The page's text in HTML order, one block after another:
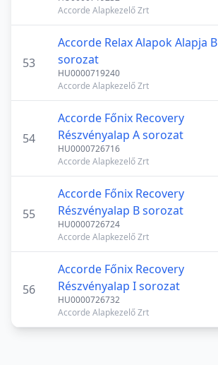
Accorde Alapkezelő Zrt
53
Accorde Relax Alapok Alapja B
sorozat
HU0000719240
Accorde Alapkezelő Zrt
54
Accorde Főnix Recovery
Részvényalap A sorozat
HU0000726716
Accorde Alapkezelő Zrt
55
Accorde Főnix Recovery
Részvényalap B sorozat
HU0000726724
Accorde Alapkezelő Zrt
56
Accorde Főnix Recovery
Részvényalap I sorozat
HU0000726732
Accorde Alapkezelő Zrt